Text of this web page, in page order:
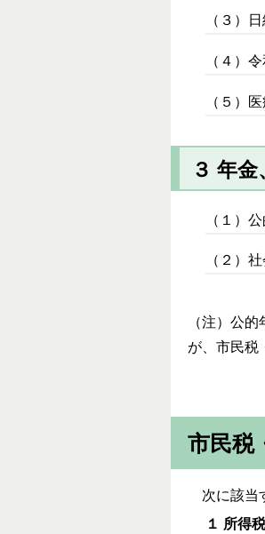
（３）
（４）
（５）
３ 年
（１）
（２）
（注）公
が、市民税
市民税
次に該当
１ 所得